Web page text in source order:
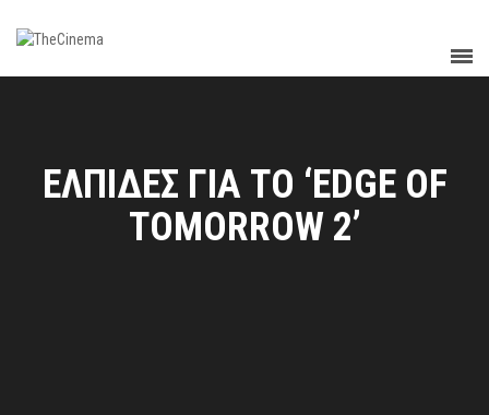
ΕΛΠΙΔΕΣ ΓΙΑ ΤΟ ‘EDGE OF
TOMORROW 2’